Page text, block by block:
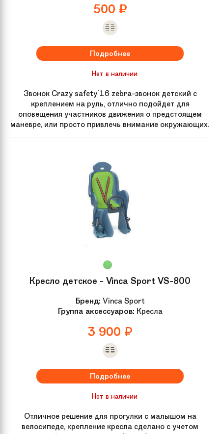
500 ₽
Подробнее
Нет в наличии
Звонок Crazy safety'16 zebra-звонок детский с
креплением на руль, отлично подойдет для
оповещения участников движения о предстоящем
маневре, или просто привлечь внимание окружающих.
Кресло детское - Vinca Sport VS-800
Бренд: Vinca Sport
Группа аксессуаров: Кресла
3 900 ₽
Подробнее
Нет в наличии
Отличное решение для прогулки с малышом на
велосипеде, крепление кресла сделано с учетом